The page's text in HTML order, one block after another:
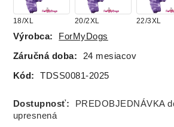
18/XL 20/2XL 22/3XL
Výrobca: ForMyDogs
Záručná doba: 24 mesiacov
Kód: TDSS0081-2025
Dostupnosť:
PREDOBJEDNÁVKA
upresnená